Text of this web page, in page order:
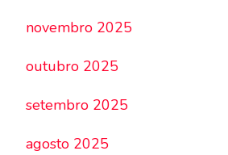
novembro 2025
outubro 2025
setembro 2025
agosto 2025